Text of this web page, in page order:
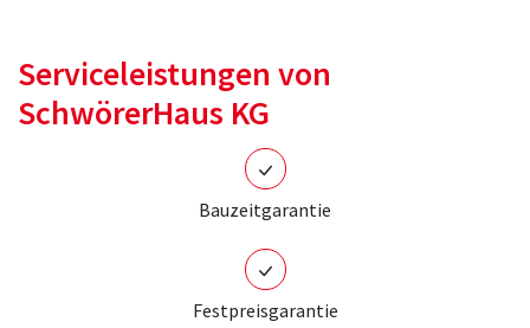
Serviceleistungen von
SchwörerHaus KG
Bauzeitgarantie
Festpreisgarantie